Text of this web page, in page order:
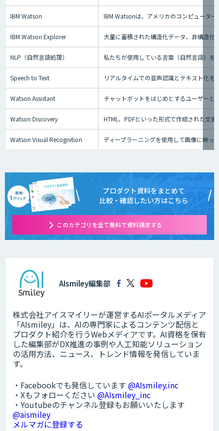
IBM Watson IBM Watsonは、アメリカのコンピュータ
IBM Watson Explorer 大量に蓄積された構造化データ、非構造
NLP（自然言語処理） 私たちが使用している言葉（自然言語）を
Speech to Text リアルタイムでの音声認識とテキスト化
Watson Assistant チャットボットをはじめとするユーザー
Watson Discovery HTML、PDFといった形式で作成された文
Watson Visual Recognition ディープラーニングを使用して画像に映っ
プロダクト資料をまとめて
比較・確認したい方はこちら
このカテゴリを全て無料で資料請求する
AIsmiley編集部
株式会社アイスマイリーが運営するAIポータルメディア
「AIsmiley」は、AIの専門家によるコンテンツ配信と
プロダクト紹介を行うWebメディアです。AI資格を保有
した編集部がDX推進の事例や人工知能ソリューション
の活用方法、ニュース、トレンド情報を発信していま
す。
・Facebookでも発信しています @AIsmiley.inc
・Xもフォローください @AIsmiley_inc
・Youtubeのチャンネル登録もお願いいたします
@aismiley
メルマガに登録する